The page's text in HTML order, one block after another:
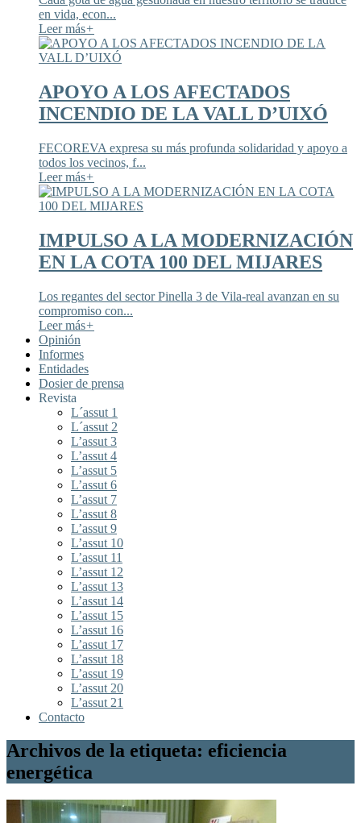
en vida, econ...
Leer más+
APOYO A LOS AFECTADOS
INCENDIO DE LA VALL D’UIXÓ
FECOREVA expresa su más profunda solidaridad y apoyo a
todos los vecinos, f...
Leer más+
IMPULSO A LA MODERNIZACIÓN
EN LA COTA 100 DEL MIJARES
Los regantes del sector Pinella 3 de Vila-real avanzan en su
compromiso con...
Leer más+
Opinión
Informes
Entidades
Dosier de prensa
Revista
L´assut 1
L´assut 2
L’assut 3
L’assut 4
L’assut 5
L’assut 6
L’assut 7
L’assut 8
L’assut 9
L’assut 10
L’assut 11
L’assut 12
L’assut 13
L’assut 14
L’assut 15
L’assut 16
L’assut 17
L’assut 18
L’assut 19
L’assut 20
L’assut 21
Contacto
Archivos de la etiqueta: eficiencia
energética